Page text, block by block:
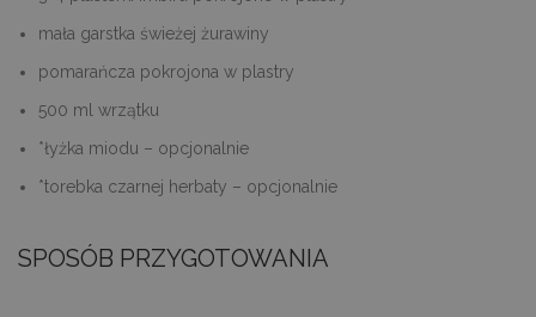
mała garstka świeżej żurawiny
pomarańcza pokrojona w plastry
500 ml wrzątku
*łyżka miodu – opcjonalnie
*torebka czarnej herbaty – opcjonalnie
SPOSÓB PRZYGOTOWANIA